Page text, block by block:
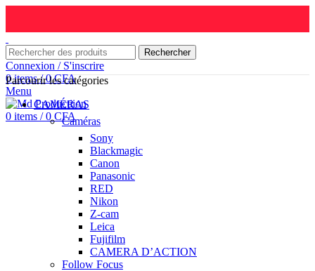
Rechercher
Connexion / S'inscrire
0items / 0CFA
Menu
0 items / 0 CFA
Parcourir les catégories
CAMÉRAS
Caméras
Sony
Blackmagic
Canon
Panasonic
RED
Nikon
Z-cam
Leica
Fujifilm
CAMERA D’ACTION
Follow Focus